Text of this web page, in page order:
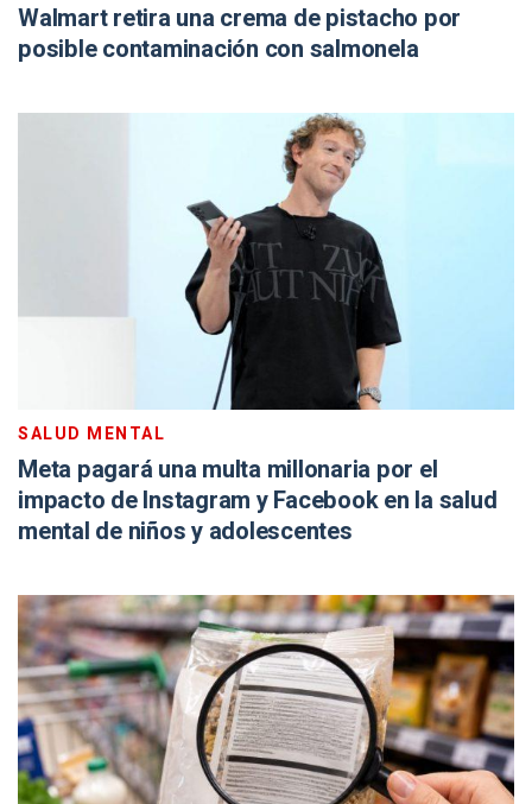
Walmart retira una crema de pistacho por
posible contaminación con salmonela
SALUD MENTAL
Meta pagará una multa millonaria por el
impacto de Instagram y Facebook en la salud
mental de niños y adolescentes